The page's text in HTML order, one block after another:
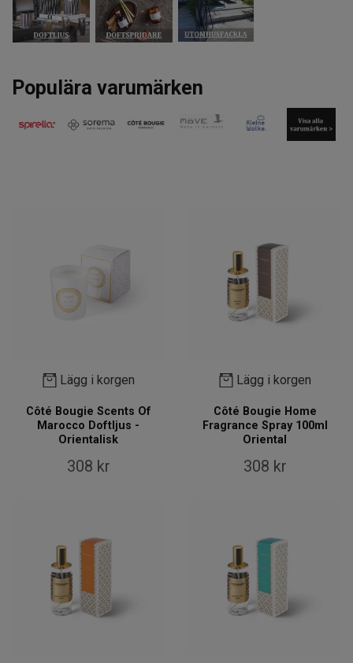
Populära varumärken
Lägg i korgen
Côté Bougie Scents Of
Marocco Doftljus -
Orientalisk
308 kr
Lägg i korgen
Côté Bougie Home
Fragrance Spray 100ml
Oriental
308 kr